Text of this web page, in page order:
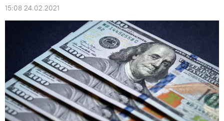
15:08 24.02.2021